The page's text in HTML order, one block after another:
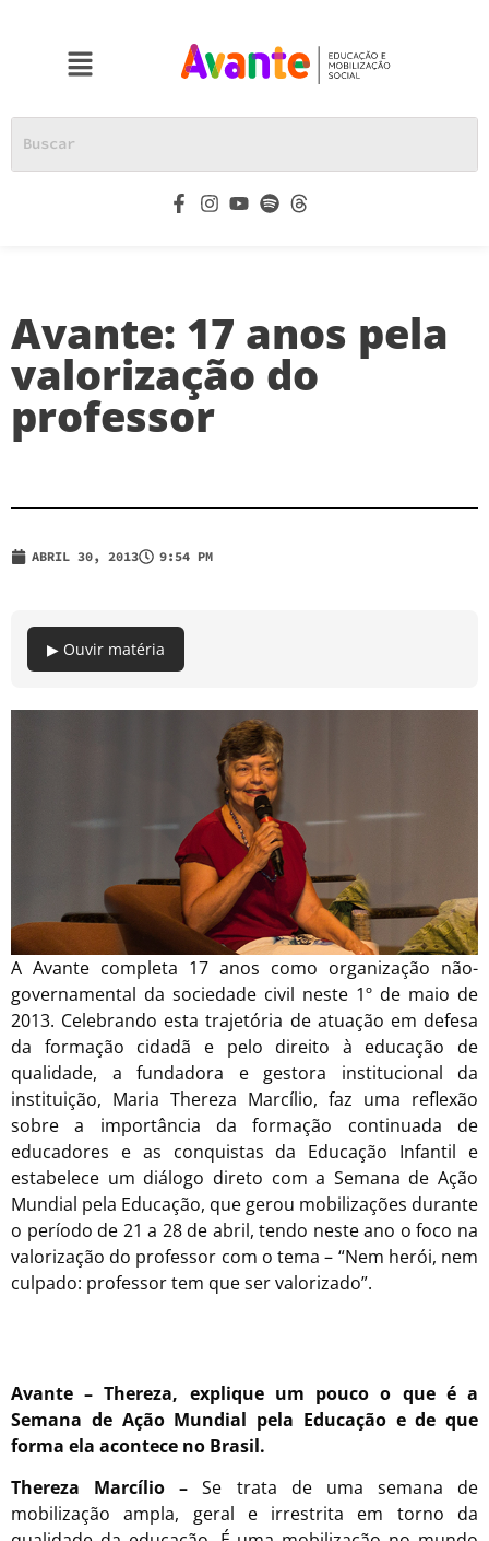
Avante: 17 anos pela
valorização do
professor
ABRIL 30, 2013 9:54 PM
▶ Ouvir matéria
A Avante completa 17 anos como organização não-
governamental da sociedade civil neste 1º de maio de
2013. Celebrando esta trajetória de atuação em defesa
da formação cidadã e pelo direito à educação de
qualidade, a fundadora e gestora institucional da
instituição, Maria Thereza Marcílio, faz uma reflexão
sobre a importância da formação continuada de
educadores e as conquistas da Educação Infantil e
estabelece um diálogo direto com a Semana de Ação
Mundial pela Educação, que gerou mobilizações durante
o período de 21 a 28 de abril, tendo neste ano o foco na
valorização do professor com o tema – “Nem herói, nem
culpado: professor tem que ser valorizado”.
Avante – Thereza, explique um pouco o que é a
Semana de Ação Mundial pela Educação e de que
forma ela acontece no Brasil.
Thereza Marcílio –Se trata de uma semana de
mobilização ampla, geral e irrestrita em torno da